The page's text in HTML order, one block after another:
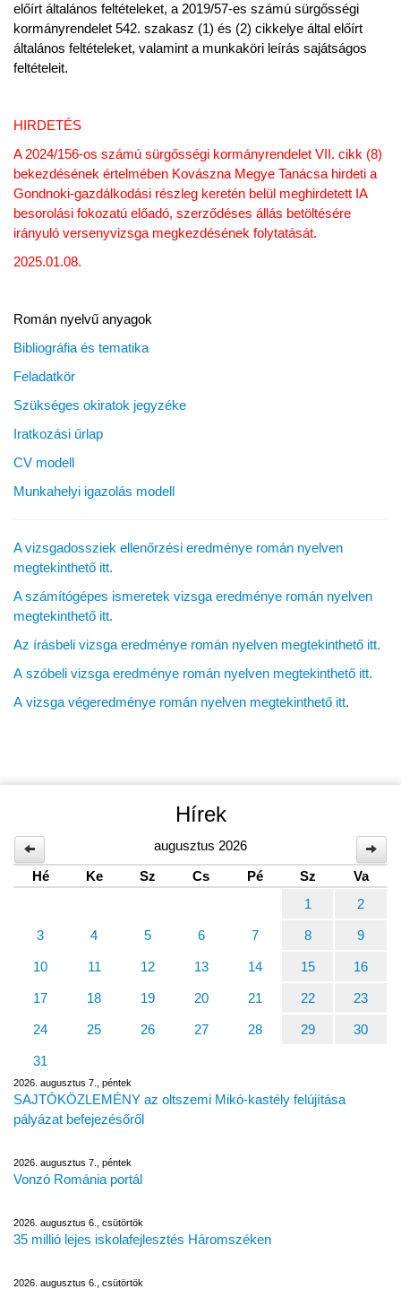
előírt általános feltételeket, a 2019/57-es számú sürgősségi
kormányrendelet 542. szakasz (1) és (2) cikkelye által előírt
általános feltételeket, valamint a munkaköri leírás sajátságos
feltételeit.
HIRDETÉS
A 2024/156-os számú sürgősségi kormányrendelet VII. cikk (8)
bekezdésének értelmében Kovászna Megye Tanácsa hirdeti a
Gondnoki-gazdálkodási részleg keretén belül meghirdetett IA
besorolási fokozatú előadó, szerződéses állás betöltésére
irányuló versenyvizsga megkezdésének folytatását.
2025.01.08.
Román nyelvű anyagok
Bibliográfia és tematika
Feladatkör
Szükséges okiratok jegyzéke
Iratkozási űrlap
CV modell
Munkahelyi igazolás modell
A vizsgadossziek ellenőrzési eredménye román nyelven
megtekinthető itt.
A számítógépes ismeretek vizsga eredménye román nyelven
megtekinthető itt.
Az írásbeli vizsga eredménye román nyelven megtekinthető itt.
A szóbeli vizsga eredménye román nyelven megtekinthető itt.
A vizsga végeredménye román nyelven megtekinthető itt.
Hírek
augusztus 2026
Hé
Ke Sz Cs Pé Sz
Va
1
2
3 4 5 6 7 8 9
10 11 12 13 14 15 16
17 18 19 20 21 22 23
24 25 26 27 28 29 30
31
2026. augusztus 7., péntek
SAJTÓKÖZLEMÉNY az oltszemi Mikó-kastély felújítása
pályázat befejezésőről
2026. augusztus 7., péntek
Vonzó Románia portál
2026. augusztus 6., csütörtök
35 millió lejes iskolafejlesztés Háromszéken
2026. augusztus 6., csütörtök